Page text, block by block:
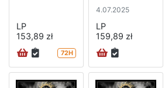
LP
153,89 zł
72H
4.07.2025
LP
159,89 zł